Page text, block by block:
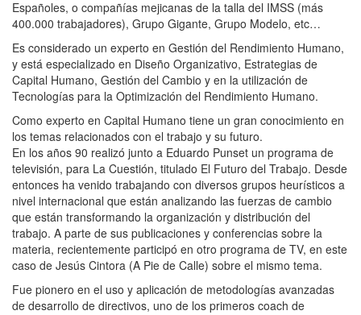
Españoles, o compañías mejicanas de la talla del IMSS (más
400.000 trabajadores), Grupo Gigante, Grupo Modelo, etc…
Es considerado un experto en Gestión del Rendimiento Humano,
y está especializado en Diseño Organizativo, Estrategias de
Capital Humano, Gestión del Cambio y en la utilización de
Tecnologías para la Optimización del Rendimiento Humano.
Como experto en Capital Humano tiene un gran conocimiento en
los temas relacionados con el trabajo y su futuro.
En los años 90 realizó junto a Eduardo Punset un programa de
televisión, para La Cuestión, titulado El Futuro del Trabajo. Desde
entonces ha venido trabajando con diversos grupos heurísticos a
nivel internacional que están analizando las fuerzas de cambio
que están transformando la organización y distribución del
trabajo. A parte de sus publicaciones y conferencias sobre la
materia, recientemente participó en otro programa de TV, en este
caso de Jesús Cintora (A Pie de Calle) sobre el mismo tema.
Fue pionero en el uso y aplicación de metodologías avanzadas
de desarrollo de directivos, uno de los primeros coach de